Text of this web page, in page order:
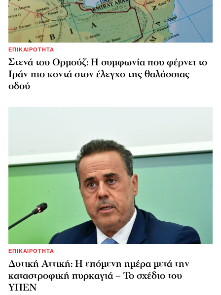
ΕΠΙΚΑΙΡΟΤΗΤΑ
Στενά του Ορμούζ: Η συμφωνία που φέρνει το
Ιράν πιο κοντά στον έλεγχο της θαλάσσιας
οδού
ΕΠΙΚΑΙΡΟΤΗΤΑ
Δυτική Αττική: Η επόμενη ημέρα μετά την
καταστροφική πυρκαγιά – Το σχέδιο του
ΥΠΕΝ